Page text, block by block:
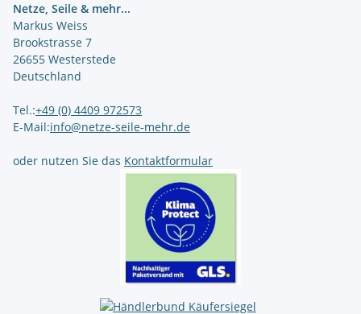
Netze, Seile & mehr...
Markus Weiss
Brookstrasse 7
26655 Westerstede
Deutschland
Tel.:+49 (0) 4409 972573
E-Mail:info@netze-seile-mehr.de
oder nutzen Sie das Kontaktformular